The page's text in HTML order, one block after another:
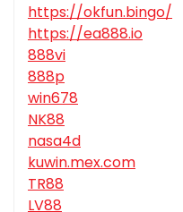
https://okfun.bingo/
https://ea888.io
888vi
888p
win678
NK88
nasa4d
kuwin.mex.com
TR88
LV88